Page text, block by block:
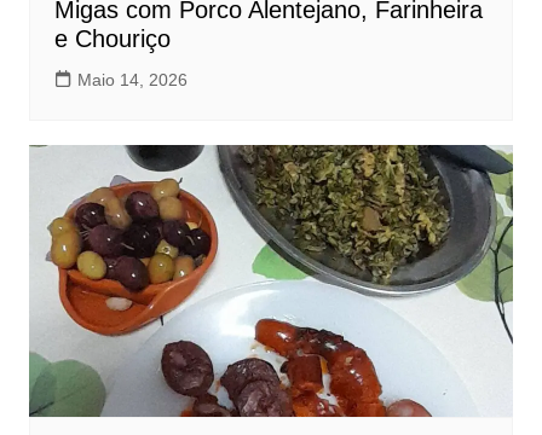
Migas com Porco Alentejano, Farinheira
e Chouriço
Maio 14, 2026